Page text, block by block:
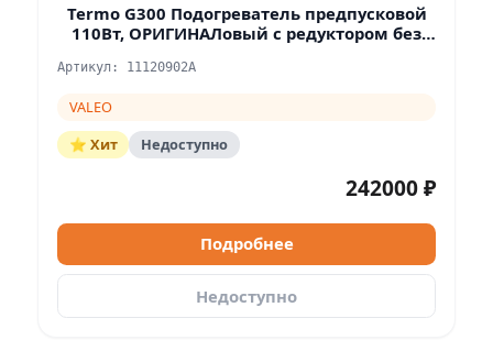
Termo G300 Подогреватель предпусковой
110Вт, ОРИГИНАЛовый с редуктором без
Артикул: 11120902A
VALEO
⭐ Хит
Недоступно
242000 ₽
Подробнее
Недоступно